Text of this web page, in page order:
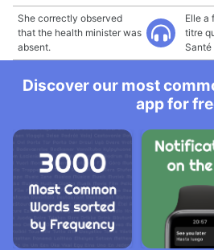
She correctly observed
that the health minister was
absent.
Elle a
titre
Santé
Discover our most
app for